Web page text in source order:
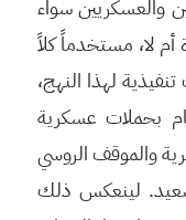
والعسكريين سواء
أم لا، مستخدماً كلاً
لهذا النهج،
بحملات عسكرية
والموقف الروسي
لينعكس ذلك